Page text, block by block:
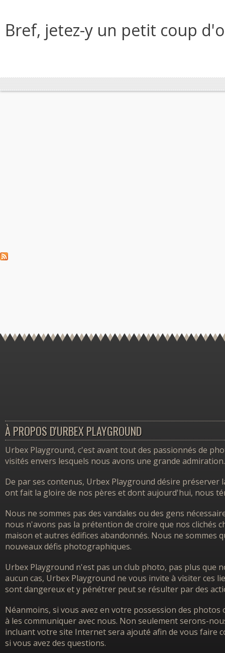
Bref, jetez-y un petit coup
À PROPOS D'URBEX PLAYGROUND
Urbex Playground, c'est avant tout des passionnés de
visités envers lesquels nous avons une grande admiration.
De par ses contenus, Urbex Playground désire
ont fait la gloire de nos pères et dont aujourd'hui, nous
Nous ne sommes pas des vandales ou des gens
nous n'avons pas la prétention de croire que nos clichés
maison et autres édifices abandonnés. Nous ne sommes
nouveaux défis photographiques.
Urbex Playground n'est pas un club photo, pas plus que
aucun cas, Urbex Playground ne vous invite à visiter ces
sont dangereux et y pénétrer peut se résulter par des
Néanmoins, si vous avez en votre possession des
à les communiquer avec nous. Non seulement serons-
incluant votre site Internet sera ajouté afin de vous faire
si vous avez des questions.